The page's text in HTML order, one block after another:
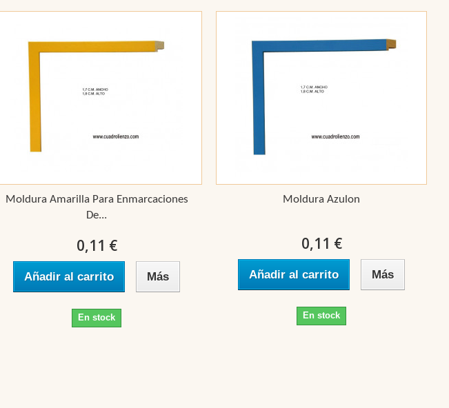
Moldura Amarilla Para Enmarcaciones
De...
0,11 €
Añadir al carrito Más
En stock
Moldura Azulon
0,11 €
Añadir al carrito Más
En stock